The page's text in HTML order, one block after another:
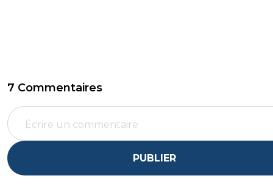
7 Commentaires
PUBLIER